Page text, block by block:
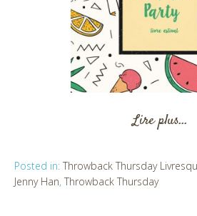
Lire plus…
Posted in: Throwback Thursday
Jenny Han, Throwback Thursday